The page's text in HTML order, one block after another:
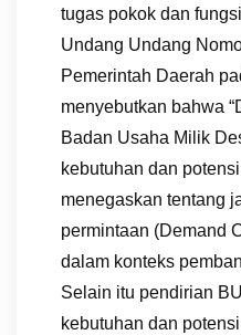
tugas pokok dan
Undang Undang
Pemerintah Daerah
menyebutkan bahwa
Badan Usaha Milik
kebutuhan dan
menegaskan tentang
permintaan (Demand
dalam konteks
Selain itu pendirian
kebutuhan dan